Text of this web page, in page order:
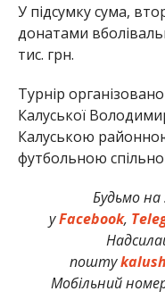
У підсумку сума,
донатами
тис. грн.
Турнір
Калуської
Калуською
футбольною
Будьмо на
уFacebook,
пошту
Мобільний